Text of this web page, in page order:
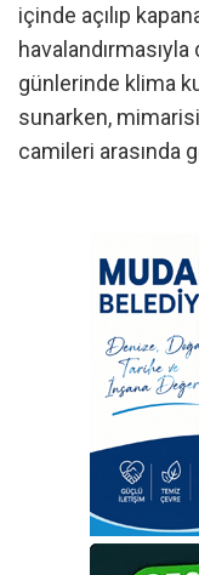
içinde açılıp
günlerinde klima
sunarken,
camileri arasında